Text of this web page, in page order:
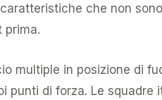
che non
prima.
multiple in posizione di
punti di forza. Le squadre